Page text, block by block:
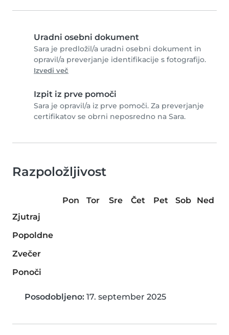
Uradni osebni dokument
Sara je predložil/a uradni osebni dokument in
opravil/a preverjanje identifikacije s fotografijo.
Izvedi več
Izpit iz prve pomoči
Sara je opravil/a iz prve pomoči. Za preverjanje
certifikatov se obrni neposredno na Sara.
Razpoložljivost
Pon Tor Sre Čet Pet Sob
Ned
Zjutraj
Popoldne
Zvečer
Ponoči
Posodobljeno: 17. september 2025